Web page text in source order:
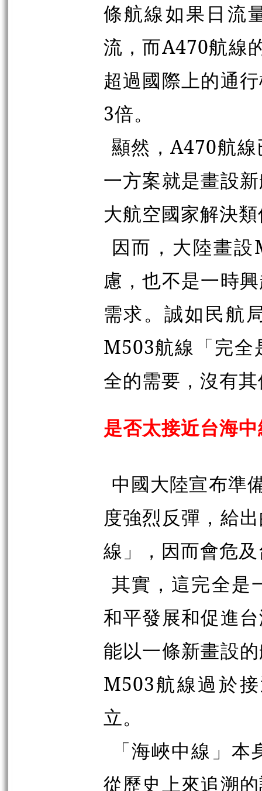
條航線如果日流
流，而A470航線
超過國際上的通
3倍。
顯然，A470航
一方案就是畫設
大航空國家解決
因而，大陸畫設
慮，也不是一時
需求。誠如民航
M503航線「完全
全的需要，沒有
是否太接近台海
中國大陸宣布準
度強烈反彈，給
線」，因而會危
其實，這完全是
和平發展和促進
能以一條新畫設
M503航線過於
立。
「海峽中線」
從歷史上來追溯